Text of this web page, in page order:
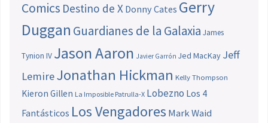
Comics Destino de X Donny Cates Gerry
Duggan Guardianes de la Galaxia James
Tynion IV Jason Aaron Javier Garrón Jed MacKay Jeff
LemireJonathan Hickman Kelly Thompson
Kieron Gillen La Imposible Patrulla-X Lobezno Los 4
Fantásticos Los Vengadores Mark Waid